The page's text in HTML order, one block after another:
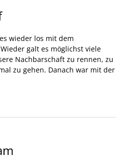
wieder los mit dem
galt es möglichst viele
Nachbarschaft zu rennen, zu
zu gehen. Danach war mit der